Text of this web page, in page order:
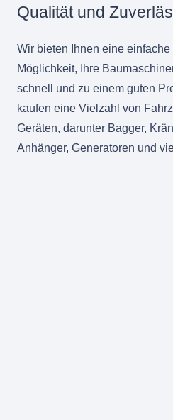
Qualität und
Wir bieten Ihnen eine
Möglichkeit, Ihre
schnell und zu einem guten
kaufen eine Vielzahl von
Geräten, darunter Bagger,
Anhänger, Generatoren und